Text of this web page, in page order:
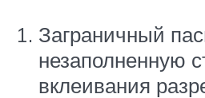
Заграничный
незаполненную
вклеивания